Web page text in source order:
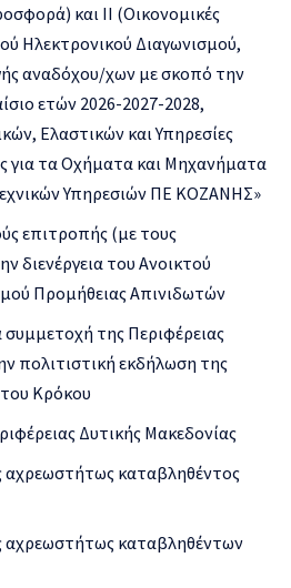
και ΙΙ (Οικονομικές
Ηλεκτρονικού Διαγωνισμού,
αναδόχου/χων με σκοπό την
ετών 2026-2027-2028,
Ελαστικών και Υπηρεσίες
για τα Οχήματα και Μηχανήματα
Υπηρεσιών ΠΕ ΚΟΖΑΝΗΣ»
επιτροπής (με τους
διενέργεια του Ανοικτού
Προμήθειας Απινιδωτών
της Περιφέρειας
πολιτιστική εκδήλωση της
Κρόκου
Δυτικής Μακεδονίας
αχρεωστήτως καταβληθέντος
αχρεωστήτως καταβληθέντων